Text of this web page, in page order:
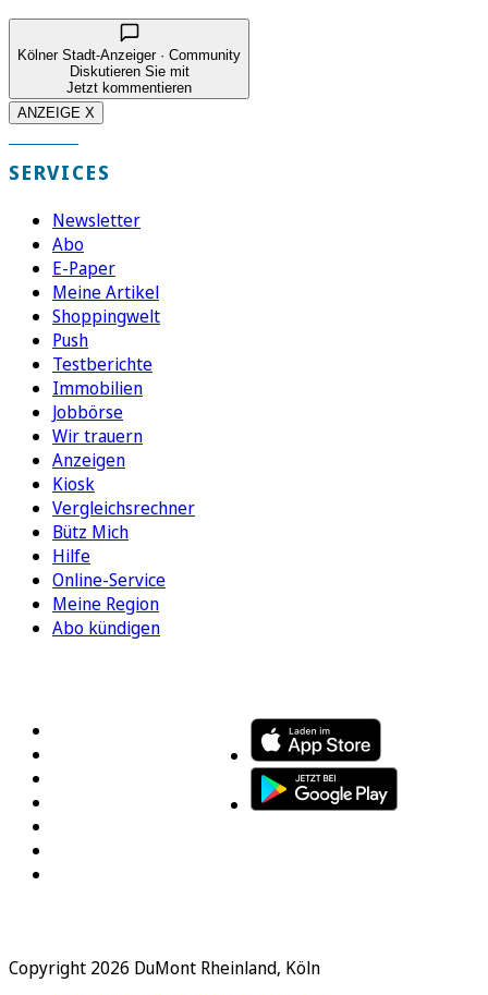
Kölner Stadt-Anzeiger · Community
Diskutieren Sie mit
Jetzt kommentieren
ANZEIGE X
SERVICES
Newsletter
Abo
E-Paper
Meine Artikel
Shoppingwelt
Push
Testberichte
Immobilien
Jobbörse
Wir trauern
Anzeigen
Kiosk
Vergleichsrechner
Bütz Mich
Hilfe
Online-Service
Meine Region
Abo kündigen
Copyright 2026 DuMont Rheinland, Köln